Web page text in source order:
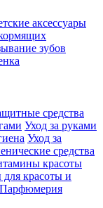
аксессуары
зубов
средства
Уход за руками
Уход за
средства
красоты
для красоты и
Парфюмерия